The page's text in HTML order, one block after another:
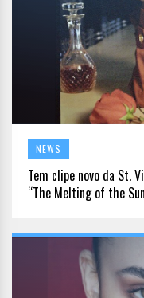
NEWS
Tem clipe novo da St.
“The Melting of the